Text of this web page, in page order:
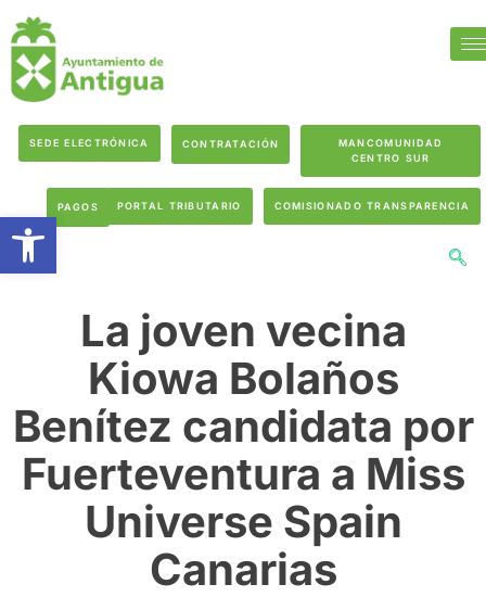
SEDE ELECTRÓNICA CONTRATACIÓN
MANCOMUNIDAD
CENTRO SUR
PAGOS PORTAL TRIBUTARIO COMISIONADO TRANSPARENCIA
La joven vecina
Kiowa Bolaños
Benítez candidata por
Fuerteventura a Miss
Universe Spain
Canarias
Abrir barra de herramientas